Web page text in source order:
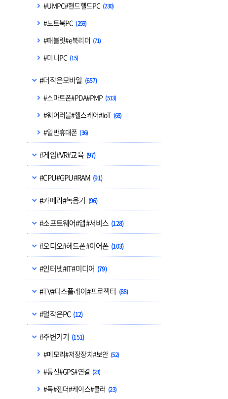
#UMPC#핸드헬드PC (230)
#노트북PC (259)
#태블릿#e북리더 (71)
#미니PC (15)
#더작은모바일 (657)
#스마트폰#PDA#PMP (513)
#웨어러블#헬스케어#IoT (68)
#일반휴대폰 (36)
#게임#VR#교육 (97)
#CPU#GPU#RAM (91)
#카메라#녹음기 (96)
#소프트웨어#앱#서비스 (128)
#오디오#헤드폰#이어폰 (103)
#인터넷#IT#미디어 (79)
#TV#디스플레이#프로젝터 (88)
#덜작은PC (12)
#주변기기 (151)
#메모리#저장장치#보안 (52)
#통신#GPS#연결 (23)
#독#젠더#케이스#쿨러 (23)